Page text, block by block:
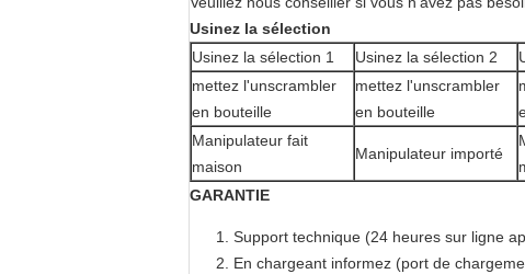
Usinez la sélection
Usinez la sélection 1
Usinez la sélection 2
mettez l'unscrambler
en bouteille
mettez l'unscrambler
en bouteille
Manipulateur fait
maison
Manipulateur importé
GARANTIE
Support technique (24 heures sur ligne
En chargeant informez (port de